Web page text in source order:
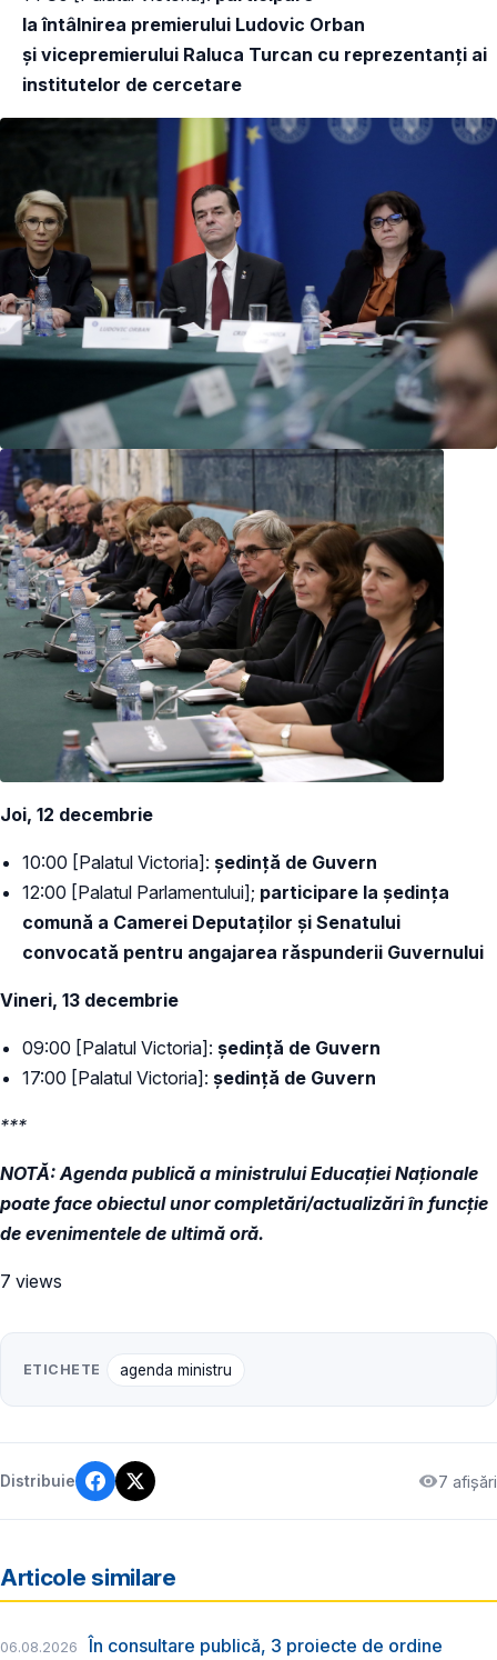
la întâlnirea premierului Ludovic Orban
și vicepremierului Raluca Turcan cu reprezentanți ai
institutelor de cercetare
Joi, 12 decembrie
10:00 [Palatul Victoria]: ședință de Guvern
12:00 [Palatul Parlamentului]; participare la ședința
comună a Camerei Deputaților și Senatului
convocată pentru angajarea răspunderii Guvernului
Vineri, 13 decembrie
09:00 [Palatul Victoria]: ședință de Guvern
17:00 [Palatul Victoria]: ședință de Guvern
***
NOTĂ: Agenda publică a ministrului Educației Naționale
poate face obiectul unor completări/actualizări în funcție
de evenimentele de ultimă oră.
7 views
ETICHETE agenda ministru
Distribuie 7 afișări
Articole similare
06.08.2026
În consultare publică, 3 proiecte de ordine